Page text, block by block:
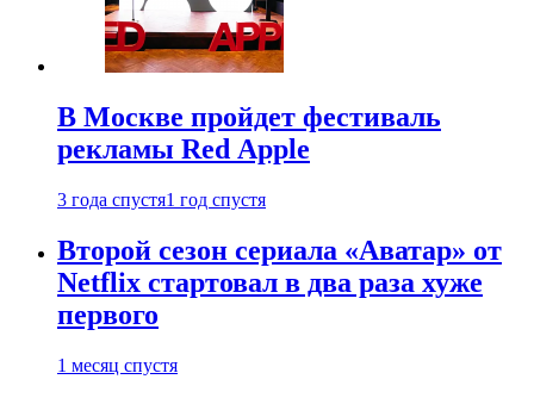
В Москве пройдет фестиваль
рекламы Red Apple
3 года спустя1 год спустя
Второй сезон сериала «Аватар» от
Netflix стартовал в два раза хуже
первого
1 месяц спустя